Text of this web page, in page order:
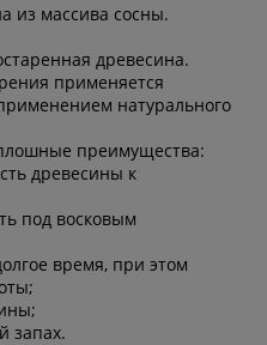
из массива сосны.
древесина.
применяется
натурального
преимущества:
древесины к
под восковым
время, при этом
запах.